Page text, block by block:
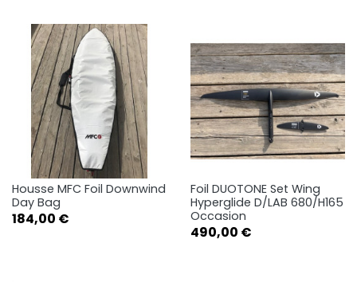
Housse MFC Foil Downwind
Day Bag
Prix
184,00 €
Foil DUOTONE Set Wing
Hyperglide D/LAB 680/H165
Occasion
Prix
490,00 €